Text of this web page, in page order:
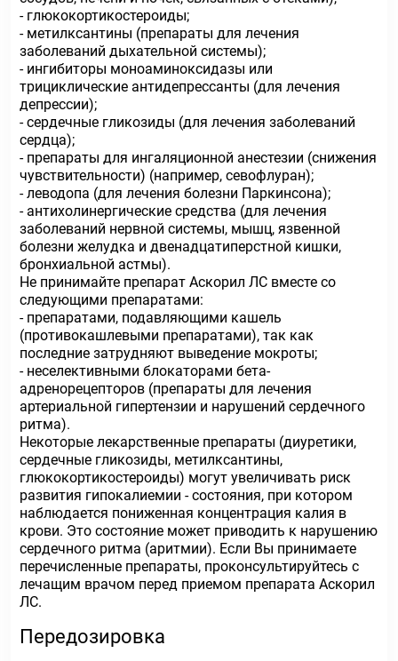
- глюкокортикостероиды;
- метилксантины (препараты для лечения
заболеваний дыхательной системы);
- ингибиторы моноаминоксидазы или
трициклические антидепрессанты (для лечения
депрессии);
- сердечные гликозиды (для лечения заболеваний
сердца);
- препараты для ингаляционной анестезии (снижения
чувствительности) (например, севофлуран);
- леводопа (для лечения болезни Паркинсона);
- антихолинергические средства (для лечения
заболеваний нервной системы, мышц, язвенной
болезни желудка и двенадцатиперстной кишки,
бронхиальной астмы).
Не принимайте препарат Аскорил ЛС вместе со
следующими препаратами:
- препаратами, подавляющими кашель
(противокашлевыми препаратами), так как
последние затрудняют выведение мокроты;
- неселективными блокаторами бета-
адренорецепторов (препараты для лечения
артериальной гипертензии и нарушений сердечного
ритма).
Некоторые лекарственные препараты (диуретики,
сердечные гликозиды, метилксантины,
глюкокортикостероиды) могут увеличивать риск
развития гипокалиемии - состояния, при котором
наблюдается пониженная концентрация калия в
крови. Это состояние может приводить к нарушению
сердечного ритма (аритмии). Если Вы принимаете
перечисленные препараты, проконсультируйтесь с
лечащим врачом перед приемом препарата Аскорил
ЛС.
Передозировка